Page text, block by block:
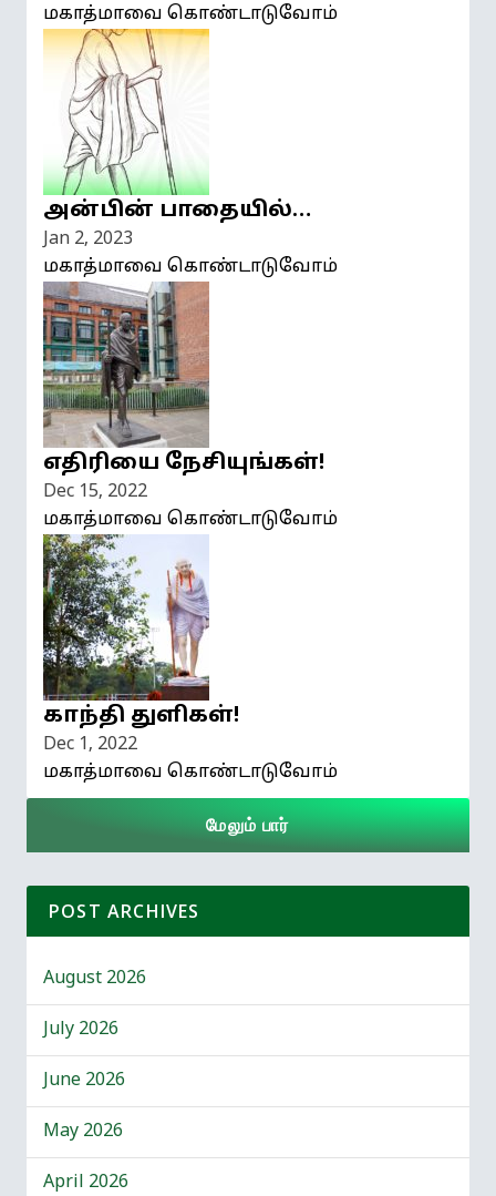
மகாத்மாவை கொண்டாடுவோம்
அன்பின் பாதையில்…
Jan 2, 2023
மகாத்மாவை கொண்டாடுவோம்
எதிரியை நேசியுங்கள்!
Dec 15, 2022
மகாத்மாவை கொண்டாடுவோம்
காந்தி துளிகள்!
Dec 1, 2022
மகாத்மாவை கொண்டாடுவோம்
மேலும் பார்
POST ARCHIVES
August 2026
July 2026
June 2026
May 2026
April 2026